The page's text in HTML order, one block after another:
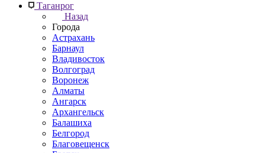
Таганрог
Назад
Города
Астрахань
Барнаул
Владивосток
Волгоград
Воронеж
Алматы
Ангарск
Архангельск
Балашиха
Белгород
Благовещенск